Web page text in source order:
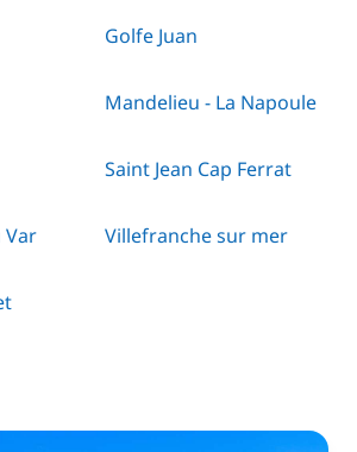
Golfe Juan
Mandelieu - La Napoule
Saint Jean Cap Ferrat
Var Villefranche sur mer